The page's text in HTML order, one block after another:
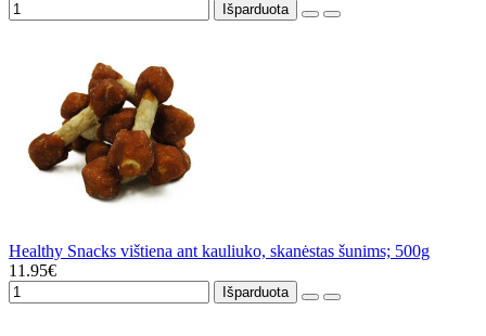
Išparduota
Healthy Snacks vištiena ant kauliuko, skanėstas šunims; 500g
11.95€
Išparduota